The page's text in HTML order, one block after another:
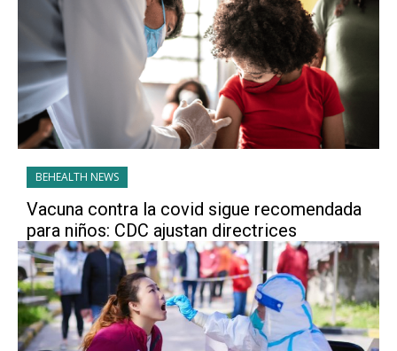
BEHEALTH NEWS
Vacuna contra la covid sigue recomendada
para niños: CDC ajustan directrices